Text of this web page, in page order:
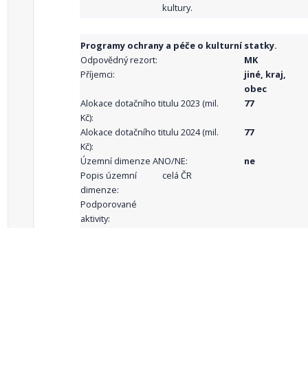
kultury.
Programy ochrany a péče o kulturní statky.
Odpovědný rezort:
MK
Příjemci:
jiné, kraj,
obec
Alokace dotačního titulu 2023 (mil.
Kč):
77
Alokace dotačního titulu 2024 (mil.
Kč):
77
Územní dimenze ANO/NE:
ne
Popis územní
dimenze:
celá ČR
Podporované
aktivity: